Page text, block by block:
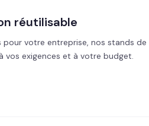
réutilisable
pour votre entreprise, nos stands de
vos exigences et à votre budget.